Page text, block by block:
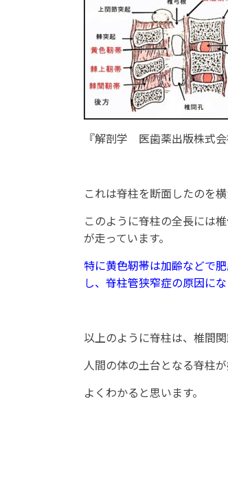
『解剖学 医歯薬出版株式
これは脊柱を断面したのを横
このように脊柱の全長には
が走っています。
特に黄色靭帯は加齢などで
し、脊柱管狭窄症の原因にな
以上のように脊柱は、椎間
人間の体の土台となる脊柱
よくわかると思います。